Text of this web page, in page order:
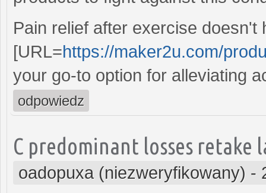
Pain relief after exercise
[URL=https://maker2u.com/
your go-to option for alleviating
odpowiedz
C predominant losses retake
oadopuxa (niezweryfikowany) -